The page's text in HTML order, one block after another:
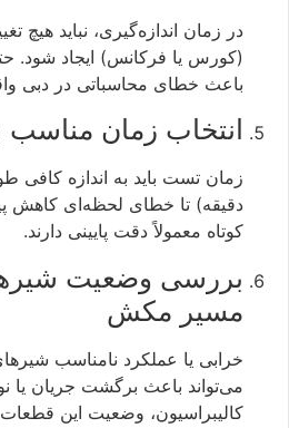
در زمان اندازه‌گیری، نباید هیچ
(کورس یا فرکانس) ایجاد شود.
باعث خطای محاسباتی در دبی
انتخاب زمان مناسب
دقیقه) تا خطای لحظه‌ای کاهش
کوتاه معمولاً دقت پایینی دارند.
بررسی وضعیت
مسیر مکش
می‌تواند باعث برگشت جریان یا
کالیبراسیون، وضعیت این